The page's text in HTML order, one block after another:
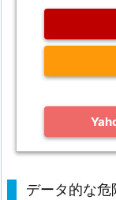
データ的な